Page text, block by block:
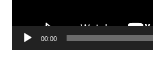
00:00